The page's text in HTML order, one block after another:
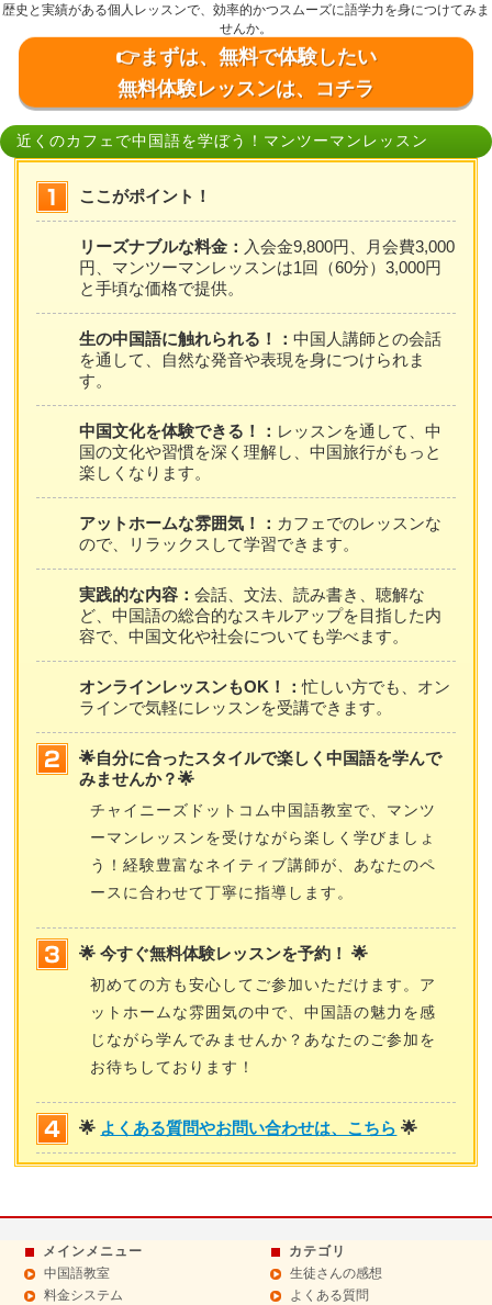
歴史と実績がある個人レッスンで、効率的かつスムーズに語学力を身につけてみま
せんか。
👉まずは、無料で体験したい
無料体験レッスンは、コチラ
近くのカフェで中国語を学ぼう！マンツーマンレッスン
ここがポイント！
リーズナブルな料金： 入会金9,800円、月会費3,000
円、マンツーマンレッスンは1回（60分）3,000円
と手頃な価格で提供。
生の中国語に触れられる！：中国人講師との会話
を通して、自然な発音や表現を身につけられま
す。
中国文化を体験できる！： レッスンを通して、中
国の文化や習慣を深く理解し、中国旅行がもっと
楽しくなります。
アットホームな雰囲気！： カフェでのレッスンな
ので、リラックスして学習できます。
実践的な内容：会話、文法、読み書き、聴解な
ど、中国語の総合的なスキルアップを目指した内
容で、中国文化や社会についても学べます。
オンラインレッスンもOK！：忙しい方でも、オン
ラインで気軽にレッスンを受講できます。
🌟自分に合ったスタイルで楽しく中国語を学んで
みませんか？🌟
チャイニーズドットコム中国語教室で、マンツ
ーマンレッスンを受けながら楽しく学びましょ
う！経験豊富なネイティブ講師が、あなたのペ
ースに合わせて丁寧に指導します。
🌟 今すぐ無料体験レッスンを予約！ 🌟
初めての方も安心してご参加いただけます。ア
ットホームな雰囲気の中で、中国語の魅力を感
じながら学んでみませんか？あなたのご参加を
お待ちしております！
🌟 よくある質問やお問い合わせは、こちら 🌟
メインメニュー
中国語教室
料金システム
カテゴリ
生徒さんの感想
よくある質問